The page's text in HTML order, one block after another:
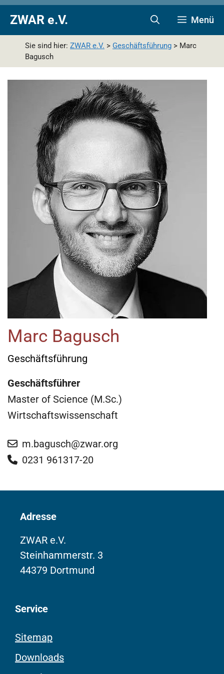
Zum
Inhalt
springen
Zur
Navigation
springen
Zum
Inhalt
springen
ZWAR e.V. Menü
Sie sind hier: ZWAR e.V. > Geschäftsführung > Marc
Bagusch
Marc Bagusch
Geschäftsführung
Geschäftsführer
Master of Science (M.Sc.)
Wirtschaftswissenschaft
m.bagusch@zwar.org
0231 961317-20
Adresse
ZWAR e.V.
Steinhammerstr. 3
44379 Dortmund
Service
Sitemap
Downloads